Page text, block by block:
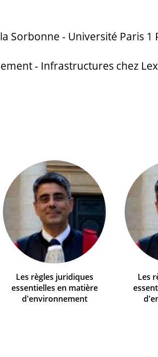
Sorbonne - Université Paris
- Infrastructures chez
Les règles juridiques
essentielles en matière
d'environnement
Les